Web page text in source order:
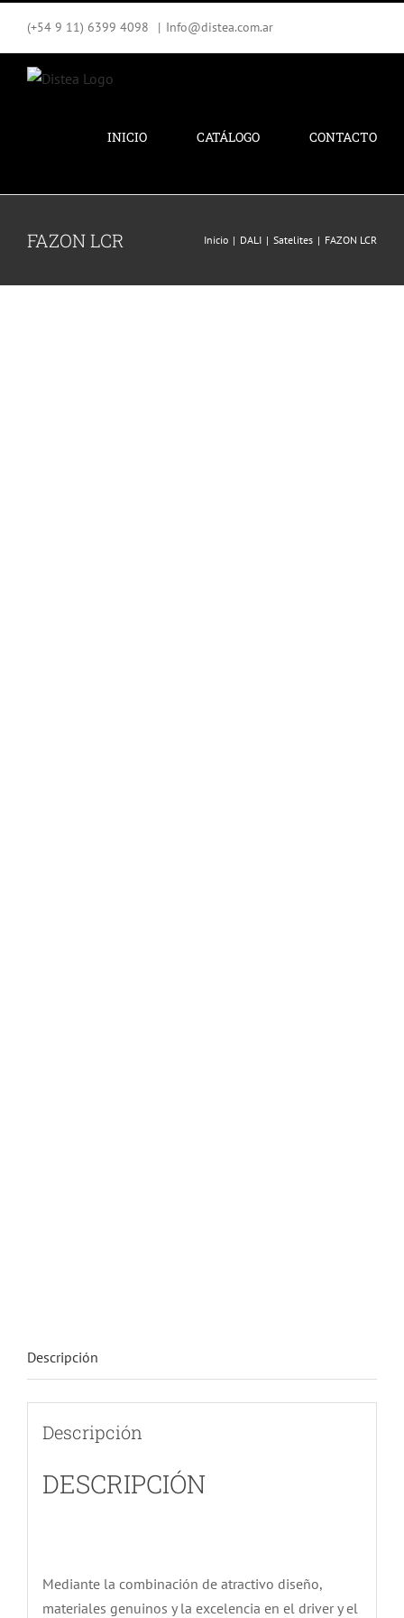
(+54 9 11) 6399 4098 | Info@distea.com.ar
INICIO CATÁLOGO CONTACTO
FAZON LCR Inicio DALI Satelites FAZON LCR
Descripción
Descripción
DESCRIPCIÓN
Mediante la combinación de atractivo diseño,
materiales genuinos y la excelencia en el driver y el